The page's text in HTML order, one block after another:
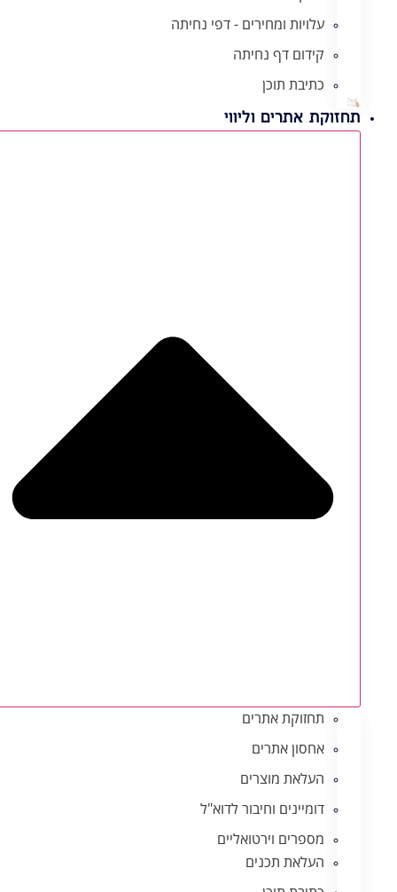
עלויות ומחירים - דפי נחיתה
קידום דף נחיתה
כתיבת תוכן
תחזוקת אתרים וליווי
תחזוקת אתרים
אחסון אתרים
העלאת מוצרים
דומיינים וחיבור לדוא"ל
מספרים וירטואליים
העלאת תכנים